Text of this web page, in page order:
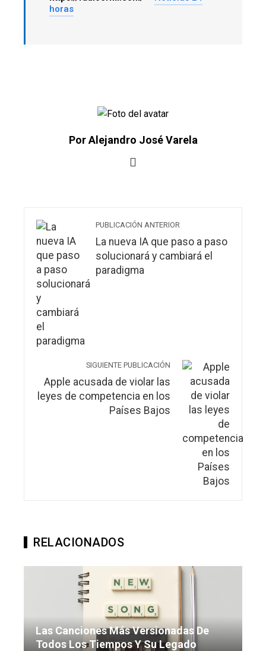
horas
Por Alejandro José Varela
PUBLICACIÓN ANTERIOR
La nueva IA que paso a paso
solucionará y cambiará el
paradigma
SIGUIENTE PUBLICACIÓN
Apple acusada de violar las
leyes de competencia en los
Países Bajos
RELACIONADOS
Las Canciones Más Versionadas De
Todos Los Tiempos Y Su Legado